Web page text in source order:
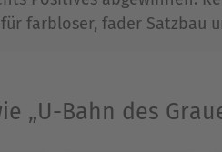
farbloser, fader Satzbau
„U-Bahn des